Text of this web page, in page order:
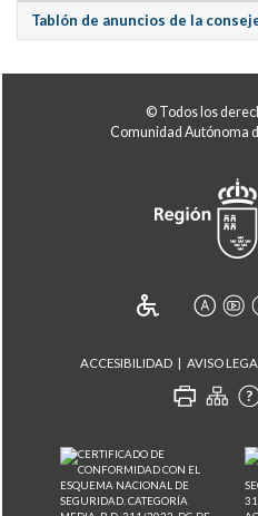
Tablón de anuncios de la
© Todos los
Comunidad Autónoma
ACCESIBILIDAD AVISO